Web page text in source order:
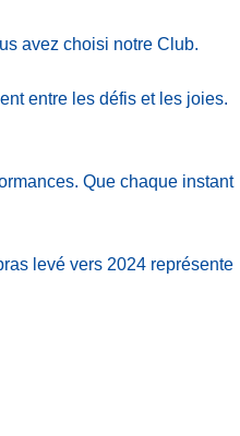
avez choisi notre Club.
entre les défis et les joies.
Que chaque instant
levé vers 2024 représente